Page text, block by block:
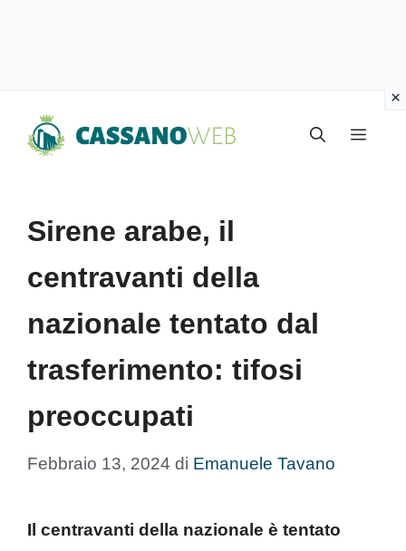
Menu
Sirene arabe, il
centravanti della
nazionale tentato dal
trasferimento: tifosi
preoccupati
Febbraio 13, 2024 di Emanuele Tavano
Il centravanti della nazionale è tentato